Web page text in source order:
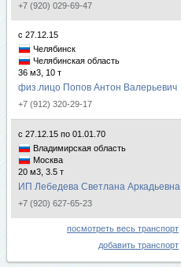
+7 (920) 029-69-47
с 27.12.15
Челябинск
Челябинская область
36 м3, 10 т
физ.лицо Попов Антон Валерьевич
+7 (912) 320-29-17
с 27.12.15 по 01.01.70
Владимирская область
Москва
20 м3, 3.5 т
ИП Лебедева Светлана Аркадьевна
+7 (920) 627-65-23
посмотреть весь транспорт
добавить транспорт